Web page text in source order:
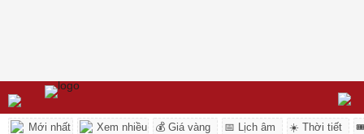
Mới nhất Xem nhiều 💰 Giá vàng 📅 Lịch âm ☀️ Thời tiết